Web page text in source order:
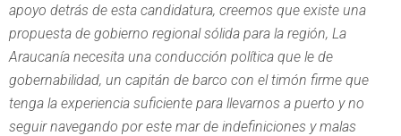
apoyo detrás de esta candidatura, creemos que existe una
propuesta de gobierno regional sólida para la región, La
Araucanía necesita una conducción política que le de
gobernabilidad, un capitán de barco con el timón firme que
tenga la experiencia suficiente para llevarnos a puerto y no
seguir navegando por este mar de indefiniciones y malas